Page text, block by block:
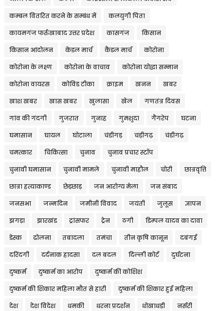
कम्बल वितरित करने के सम्बंध में कलयुगी पिता
कायमगंज फर्रुखाबाद उत्तर प्रदेश कासगंज किसान
किसान आंदोलन केंडल मार्च कैंडल मार्च कोरोना
कोरोना के लक्ष्ण कोरोना के वाचाव कोरोना योद्धा सम्मान
कोरोना वायरस कोविड टीका क्राइम खनन खबर
खाश खबर खास खबर खुलासा खेल गणतंत्र दिवस
गांव की गंदगी गुजरात गुनाह गुमशुदा गैंगरेप घटना
घमासान घायल घोटाला चंडीगड़ चड़ीगढ़ चंडीगढ़
चमत्कार चिकित्सा चुनाव चुनाव प्रचार स्टॉप
चुनावी घमासान चुनावी मामले चुनावी माहौल चोरी छात्रवृत्ति
छात्रा हत्याकाण्ड छेड़छाड़ जन आरोग्य मेला जन संबाद
जनसभा जन्मदिन जमीनी विवाद जयंती जुलूस ज्ञापन
झगड़ा झारखंड ट्रांसफर ट्रेन ठगी डिम्पल यादव का दावा
डेस्क ढोलना तबादला तमंचा तीन कृषि कानून दबंगई
दरिंदगी दर्दनाक हादसा दल बदल दिल्ली कोर्ट दुर्घटना
दुष्कर्म दुष्कर्म का आरोप दुष्कर्म की कोशिश
दुष्कर्म की शिकार महिला मौत से हारी दुष्कर्म की शिकार हुई महिला
देश देश विदेश धमकी धरना प्रदर्शन धोखाधड़ी नर्सरी